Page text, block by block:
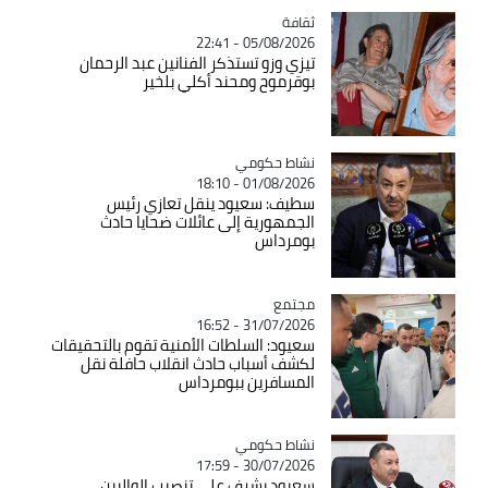
Catégorie
ثقافة
05/08/2026 - 22:41
تيزي وزو تستذكر الفنانين عبد الرحمان
بوقرموح ومحند أكلي بلخير
Catégorie
نشاط حكومي
01/08/2026 - 18:10
سطيف: سعيود ينقل تعازي رئيس
الجمهورية إلى عائلات ضحايا حادث
بومرداس
Catégorie
مجتمع
31/07/2026 - 16:52
سعيود: السلطات الأمنية تقوم بالتحقيقات
لكشف أسباب حادث انقلاب حافلة نقل
المسافرين ببومرداس
Catégorie
نشاط حكومي
30/07/2026 - 17:59